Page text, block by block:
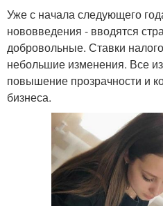
Уже с начала следующего
нововведения - вводятся
добровольные. Ставки
небольшие изменения. Все
повышение прозрачности и
бизнеса.